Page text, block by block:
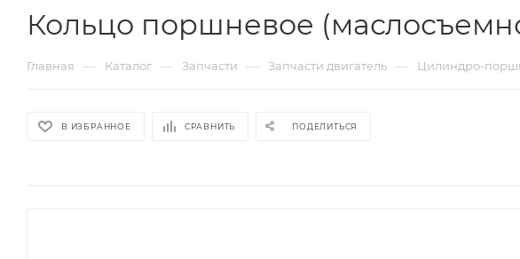
Кольцо поршневое
Главная — Каталог — Запчасти — Запчасти двигатель — Цилиндро-
В ИЗБРАННОЕ СРАВНИТЬ ПОДЕЛИТЬСЯ